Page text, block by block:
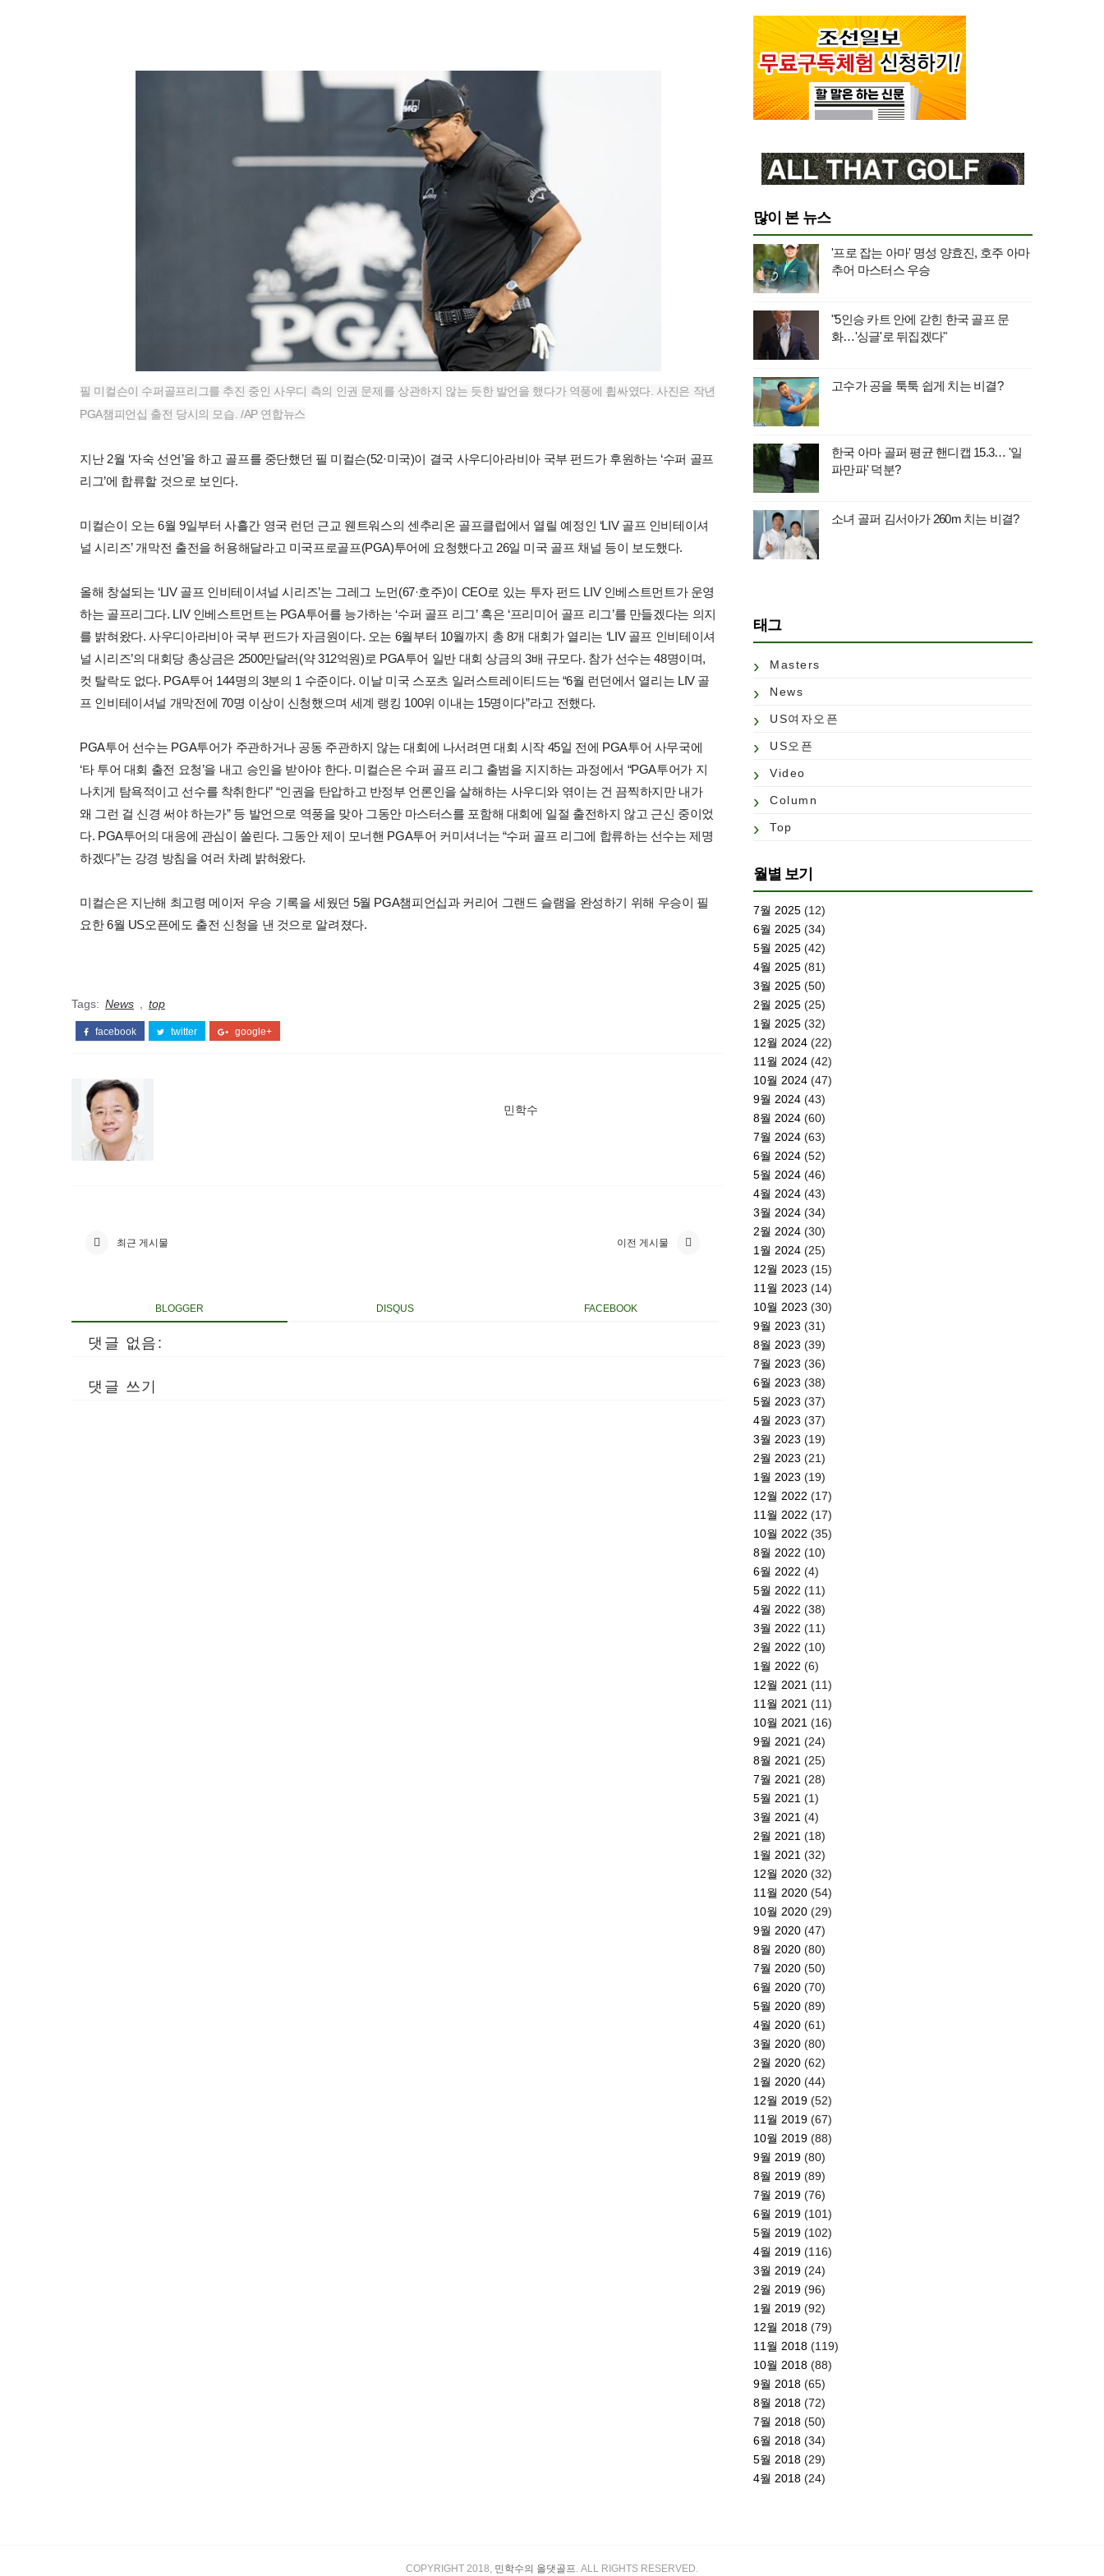
필 미컬슨이 수퍼골프리그를 추진 중인 사우디 측의 인권 문제를 상관하지 않는 듯한 발언을 했다가 역풍에 휩싸였다. 사진은 작년
PGA챔피언십 출전 당시의 모습. /AP 연합뉴스
지난 2월 ‘자숙 선언’을 하고 골프를 중단했던 필 미컬슨(52·미국)이 결국 사우디아라비아 국부 펀드가 후원하는 ‘수퍼 골프
리그’에 합류할 것으로 보인다.
미컬슨이 오는 6월 9일부터 사흘간 영국 런던 근교 웬트워스의 센추리온 골프클럽에서 열릴 예정인 ‘LIV 골프 인비테이셔
널 시리즈’ 개막전 출전을 허용해달라고 미국프로골프(PGA)투어에 요청했다고 26일 미국 골프 채널 등이 보도했다.
올해 창설되는 ‘LIV 골프 인비테이셔널 시리즈’는 그레그 노먼(67·호주)이 CEO로 있는 투자 펀드 LIV 인베스트먼트가 운영
하는 골프리그다. LIV 인베스트먼트는 PGA투어를 능가하는 ‘수퍼 골프 리그’ 혹은 ‘프리미어 골프 리그’를 만들겠다는 의지
를 밝혀왔다. 사우디아라비아 국부 펀드가 자금원이다. 오는 6월부터 10월까지 총 8개 대회가 열리는 ‘LIV 골프 인비테이셔
널 시리즈’의 대회당 총상금은 2500만달러(약 312억원)로 PGA투어 일반 대회 상금의 3배 규모다. 참가 선수는 48명이며,
컷 탈락도 없다. PGA투어 144명의 3분의 1 수준이다. 이날 미국 스포츠 일러스트레이티드는 “6월 런던에서 열리는 LIV 골
프 인비테이셔널 개막전에 70명 이상이 신청했으며 세계 랭킹 100위 이내는 15명이다”라고 전했다.
PGA투어 선수는 PGA투어가 주관하거나 공동 주관하지 않는 대회에 나서려면 대회 시작 45일 전에 PGA투어 사무국에
‘타 투어 대회 출전 요청’을 내고 승인을 받아야 한다. 미컬슨은 수퍼 골프 리그 출범을 지지하는 과정에서 “PGA투어가 지
나치게 탐욕적이고 선수를 착취한다” “인권을 탄압하고 반정부 언론인을 살해하는 사우디와 엮이는 건 끔찍하지만 내가
왜 그런 걸 신경 써야 하는가” 등 발언으로 역풍을 맞아 그동안 마스터스를 포함해 대회에 일절 출전하지 않고 근신 중이었
다. PGA투어의 대응에 관심이 쏠린다. 그동안 제이 모너핸 PGA투어 커미셔너는 “수퍼 골프 리그에 합류하는 선수는 제명
하겠다”는 강경 방침을 여러 차례 밝혀왔다.
미컬슨은 지난해 최고령 메이저 우승 기록을 세웠던 5월 PGA챔피언십과 커리어 그랜드 슬램을 완성하기 위해 우승이 필
요한 6월 US오픈에도 출전 신청을 낸 것으로 알려졌다.
Tags: News top
facebook twitter google+
민학수
최근 게시물 이전 게시물
BLOGGER DISQUS FACEBOOK
댓글 없음:
댓글 쓰기
많이 본 뉴스
'프로 잡는 아마' 명성 양효진, 호주 아마
추어 마스터스 우승
"5인승 카트 안에 갇힌 한국 골프 문
화…'싱글'로 뒤집겠다"
고수가 공을 툭툭 쉽게 치는 비결?
한국 아마 골퍼 평균 핸디캡 15.3… '일
파만파' 덕분?
소녀 골퍼 김서아가 260m 치는 비결?
태그
Masters
News
US여자오픈
US오픈
Video
Column
Top
월별 보기
7월 2025 (12)
6월 2025 (34)
5월 2025 (42)
4월 2025 (81)
3월 2025 (50)
2월 2025 (25)
1월 2025 (32)
12월 2024 (22)
11월 2024 (42)
10월 2024 (47)
9월 2024 (43)
8월 2024 (60)
7월 2024 (63)
6월 2024 (52)
5월 2024 (46)
4월 2024 (43)
3월 2024 (34)
2월 2024 (30)
1월 2024 (25)
12월 2023 (15)
11월 2023 (14)
10월 2023 (30)
9월 2023 (31)
8월 2023 (39)
7월 2023 (36)
6월 2023 (38)
5월 2023 (37)
4월 2023 (37)
3월 2023 (19)
2월 2023 (21)
1월 2023 (19)
12월 2022 (17)
11월 2022 (17)
10월 2022 (35)
8월 2022 (10)
6월 2022 (4)
5월 2022 (11)
4월 2022 (38)
3월 2022 (11)
2월 2022 (10)
1월 2022 (6)
12월 2021 (11)
11월 2021 (11)
10월 2021 (16)
9월 2021 (24)
8월 2021 (25)
7월 2021 (28)
5월 2021 (1)
3월 2021 (4)
2월 2021 (18)
1월 2021 (32)
12월 2020 (32)
11월 2020 (54)
10월 2020 (29)
9월 2020 (47)
8월 2020 (80)
7월 2020 (50)
6월 2020 (70)
5월 2020 (89)
4월 2020 (61)
3월 2020 (80)
2월 2020 (62)
1월 2020 (44)
12월 2019 (52)
11월 2019 (67)
10월 2019 (88)
9월 2019 (80)
8월 2019 (89)
7월 2019 (76)
6월 2019 (101)
5월 2019 (102)
4월 2019 (116)
3월 2019 (24)
2월 2019 (96)
1월 2019 (92)
12월 2018 (79)
11월 2018 (119)
10월 2018 (88)
9월 2018 (65)
8월 2018 (72)
7월 2018 (50)
6월 2018 (34)
5월 2018 (29)
4월 2018 (24)
COPYRIGHT 2018, 민학수의 올댓골프. ALL RIGHTS RESERVED.